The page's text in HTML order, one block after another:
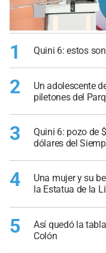
1 Quini 6: estos
2
Un adolescente
piletones del
3
Quini 6: pozo de
dólares del
4
Una mujer y su
la Estatua de la
5
Así quedó la
Colón